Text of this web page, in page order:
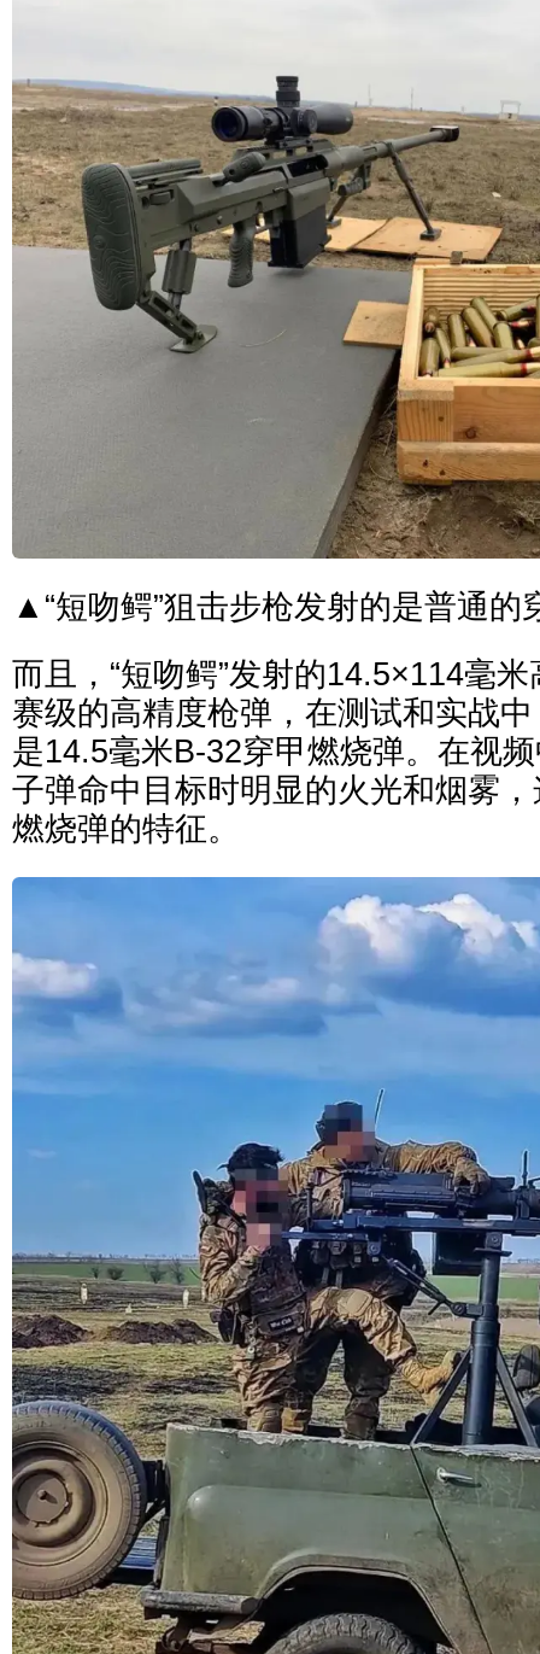
▲“短吻鳄”狙击步枪发射的是普通的
而且，“短吻鳄”发射的14.5×114毫
赛级的高精度枪弹，在测试和实战
是14.5毫米B-32穿甲燃烧弹。在视
子弹命中目标时明显的火光和烟雾
燃烧弹的特征。